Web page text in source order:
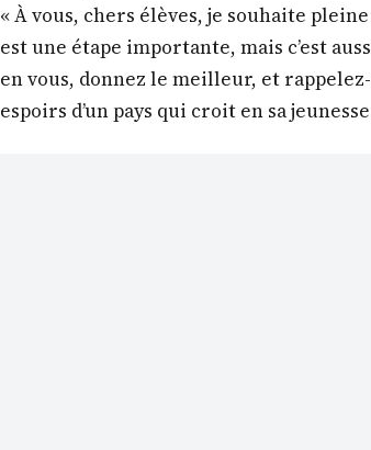
« À vous, chers élèves, je souhaite
est une étape importante, mais c’est
en vous, donnez le meilleur, et
espoirs d’un pays qui croit en sa